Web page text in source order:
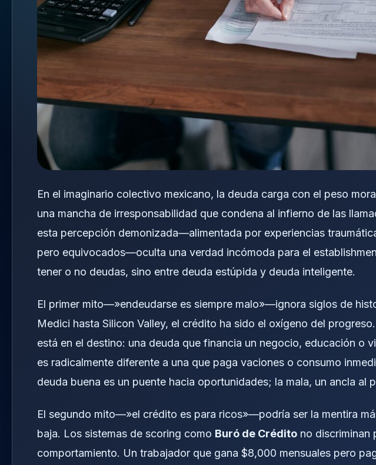
En el imaginario colectivo mexicano, la deuda carga con el peso
una mancha de irresponsabilidad que condena al infierno de las
esta percepción demonizada—alimentada por experiencias
pero equivocados—oculta una verdad incómoda para el
tener o no deudas, sino entre deuda estúpida y deuda inteligente.
El primer mito—»endeudarse es siempre malo»—ignora siglos de
Medici hasta Silicon Valley, el crédito ha sido el oxígeno del
está en el destino: una deuda que financia un negocio, educación o
es radicalmente diferente a una que paga vaciones o consumo
deuda buena es un puente hacia oportunidades; la mala, un ancla al
El segundo mito—»el crédito es para ricos»—podría ser la mentira
baja. Los sistemas de scoring como Buró de Crédito no discriminan
comportamiento. Un trabajador que gana $8,000 mensuales pero